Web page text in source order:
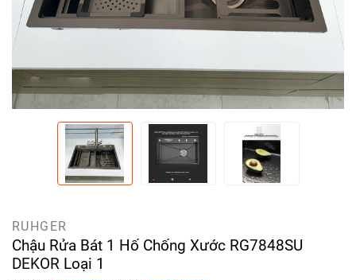
RUHGER
Chậu Rửa Bát 1 Hố Chống Xước RG7848SU
DEKOR Loại 1